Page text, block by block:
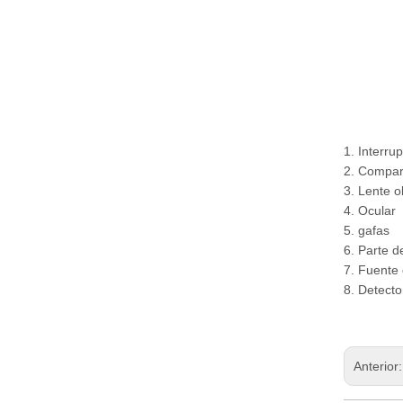
1.
2.
3. Lente
4. Ocular
5. gafas
6. Parte
7. Fuente
8.